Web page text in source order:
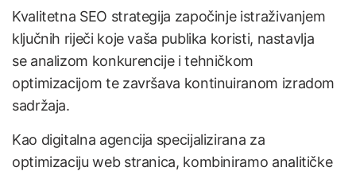
Kvalitetna SEO strategija započinje istraživanjem
ključnih riječi koje vaša publika koristi, nastavlja
se analizom konkurencije i tehničkom
optimizacijom te završava kontinuiranom izradom
sadržaja.
Kao digitalna agencija specijalizirana za
optimizaciju web stranica, kombiniramo analitičke